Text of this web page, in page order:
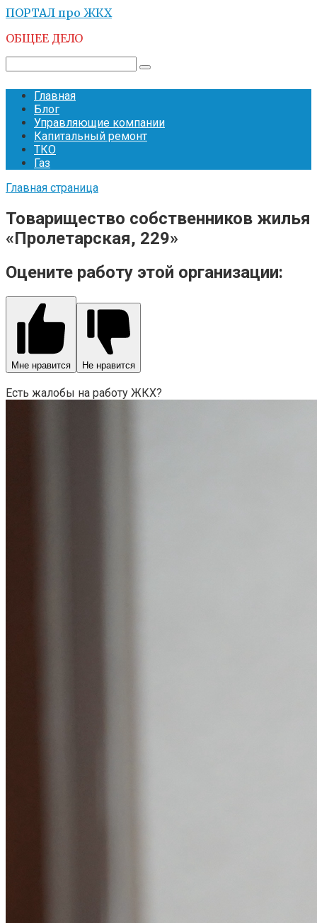
Перейти
контенту
ПОРТАЛ про ЖКХ
ОБЩЕЕ ДЕЛО
Главная
Блог
Управляющие компании
Капитальный ремонт
ТКО
Газ
Главная страница
Товарищество собственников жилья
«Пролетарская, 229»
Оцените работу этой организации:
Мне нравится Не нравится
Есть жалобы на работу ЖКХ?